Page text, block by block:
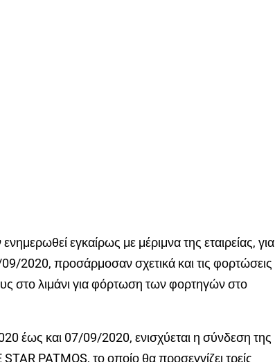
εγκαίρως με μέριμνα της εταιρείας, για
2020, προσάρμοσαν σχετικά και τις φορτώσεις
στο λιμάνι για φόρτωση των φορτηγών στο
έως και 07/09/2020, ενισχύεται η σύνδεση της
PATMOS, το οποίο θα προσεγγίζει τρείς